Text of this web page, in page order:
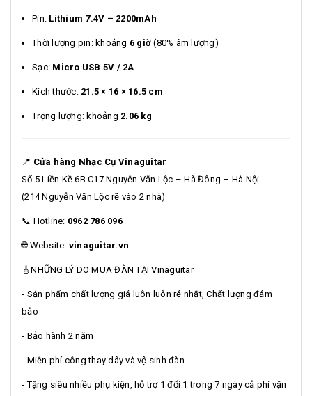
Pin: Lithium 7.4V – 2200mAh
Thời lượng pin: khoảng 6 giờ (80% âm lượng)
Sạc: Micro USB 5V / 2A
Kích thước: 21.5 × 16 × 16.5 cm
Trọng lượng: khoảng 2.06 kg
📍 Cửa hàng Nhạc Cụ Vinaguitar
Số 5 Liền Kề 6B C17 Nguyễn Văn Lộc – Hà Đông – Hà Nội
(214 Nguyễn Văn Lộc rẽ vào 2 nhà)
📞 Hotline: 0962 786 096
🌐 Website: vinaguitar.vn
🎸NHỮNG LÝ DO MUA ĐÀN TẠI Vinaguitar
- Sản phẩm chất lượng giá luôn luôn rẻ nhất, Chất lượng đảm
bảo
- Bảo hành 2 năm
- Miễn phí công thay dây và vệ sinh đàn
- Tặng siêu nhiều phụ kiện, hỗ trợ 1 đổi 1 trong 7 ngày cả phí vận